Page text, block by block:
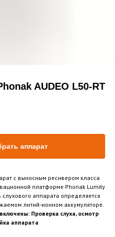
AUDEO L50-RT
аппарат
с выносным ресивером класса
платформе Phonak Lumity
аппарата определяется
литий-ионном аккумуляторе.
Проверка слуха, осмотр
аппарата